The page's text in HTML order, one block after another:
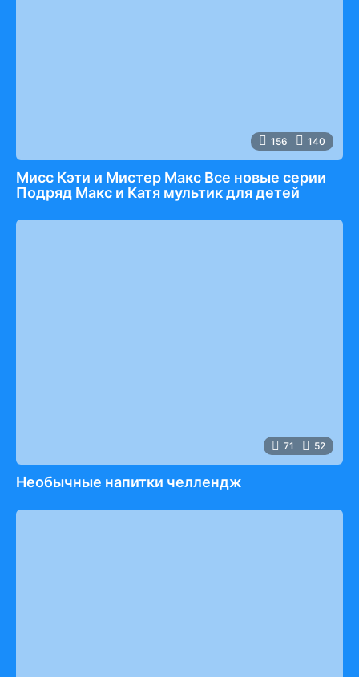
156 140
Мисс Кэти и Мистер Макс Все новые серии
Подряд Макс и Катя мультик для детей
71 52
Необычные напитки челлендж